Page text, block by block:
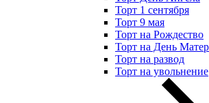
Торт 1 сентября
Торт 9 мая
Торт на Рождество
Торт на День
Торт на развод
Торт на увольнение